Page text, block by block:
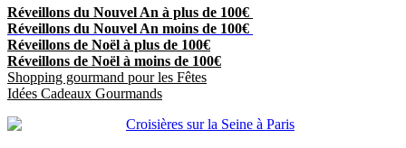
Réveillons du Nouvel An à plus de 100€
Réveillons du Nouvel An moins de 100€
Réveillons de Noël à plus de 100€
Réveillons de Noël à moins de 100€
Shopping gourmand pour les Fêtes
Idées Cadeaux Gourmands